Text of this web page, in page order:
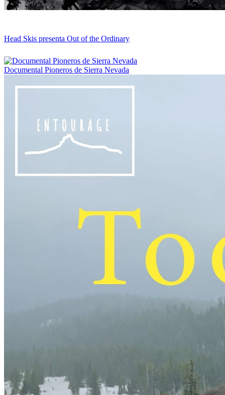
Head Skis presenta Out of the Ordinary
Documental Pioneros de Sierra Nevada